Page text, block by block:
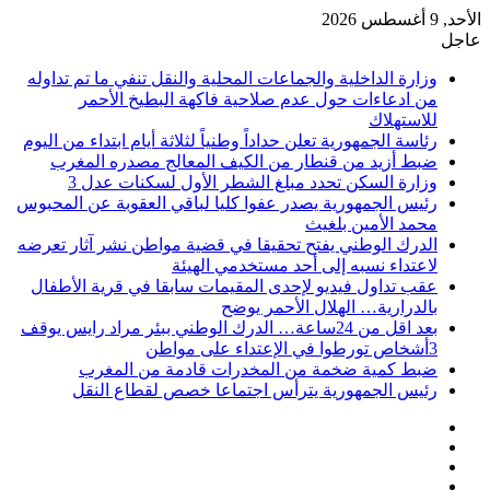
الأحد, 9 أغسطس 2026
عاجل
وزارة الداخلية والجماعات المحلية والنقل تنفي ما تم تداوله
من ادعاءات حول عدم صلاحية فاكهة البطيخ الأحمر
للاستهلاك
رئاسة الجمهورية تعلن حداداً وطنياً لثلاثة أيام ابتداء من اليوم
ضبط أزيد من قنطار من الكيف المعالج مصدره المغرب
وزارة السكن تحدد مبلغ الشطر الأول لسكنات عدل 3
رئيس الجمهورية يصدر عفوا كليا لباقي العقوبة عن المحبوس
محمد الأمين بلغيث
الدرك الوطني يفتح تحقيقا في قضية مواطن نشر آثار تعرضه
لاعتداء نسبه إلى أحد مستخدمي الهيئة
عقب تداول فيديو لإحدى المقيمات سابقا في قرية الأطفال
بالدرارية… الهلال الأحمر يوضح
بعد اقل من 24ساعة… الدرك الوطني ببئر مراد رايس يوقف
3أشخاص تورطوا في الإعتداء على مواطن
ضبط كمية ضخمة من المخدرات قادمة من المغرب
رئيس الجمهورية يترأس اجتماعا خصص لقطاع النقل